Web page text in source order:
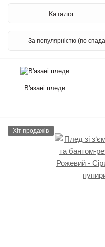
Каталог
В'язані пледи
Хіт продажів